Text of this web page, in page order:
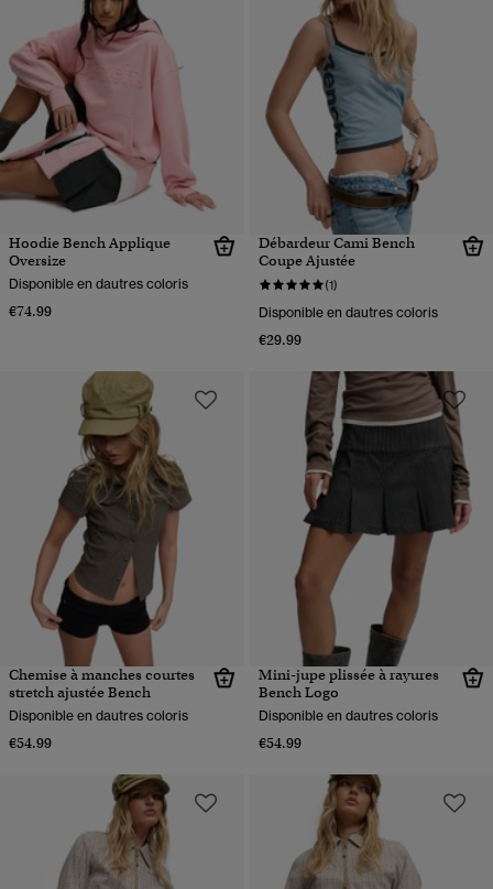
Hoodie Bench Applique
Oversize
Disponible en dautres coloris
€74.99
Débardeur Cami Bench
Coupe Ajustée
(1)
Disponible en dautres coloris
€29.99
Chemise à manches courtes
stretch ajustée Bench
Disponible en dautres coloris
€54.99
Mini-jupe plissée à rayures
Bench Logo
Disponible en dautres coloris
€54.99